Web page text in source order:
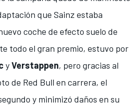
que Sainz estaba
coche de efecto suelo de
todo el gran premio, estuvo por
yVerstappen, pero gracias al
de Red Bull en carrera, el
y minimizó daños en su